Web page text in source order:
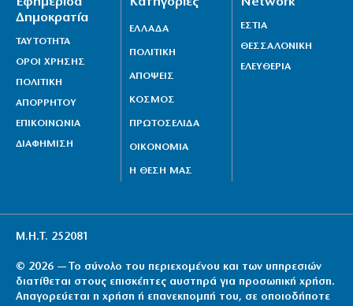
Δημοκρατία
ΤΑΥΤΟΤΗΤΑ
ΟΡΟΙ ΧΡΗΣΗΣ
ΠΟΛΙΤΙΚΗ
ΑΠΟΡΡΗΤΟΥ
ΕΠΙΚΟΙΝΩΝΙΑ
ΔΙΑΦΗΜΙΣΗ
ΕΛΛΑΔΑ
ΠΟΛΙΤΙΚΗ
ΑΠΟΨΕΙΣ
ΚΟΣΜΟΣ
ΠΡΩΤΟΣΕΛΙΔΑ
ΟΙΚΟΝΟΜΙΑ
Η ΘΕΣΗ ΜΑΣ
ΕΣΤΙΑ
ΘΕΣΣΑΛΟΝΙΚΗ
ΕΛΕΥΘΕΡΙΑ
Μ.Η.Τ. 252081
© 2026 — Το σύνολο του περιεχομένου και των υπηρεσιών
διατίθεται στους επισκέπτες αυστηρά για προσωπική χρήση.
Απαγορεύεται η χρήση ή επανεκπομπή του, σε οποιοδήποτε